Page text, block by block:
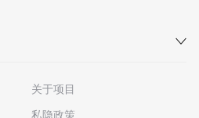
关于项目
私隐政策